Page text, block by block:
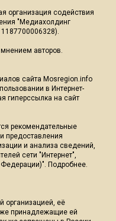
организация содействия
"Медиахолдинг
авторов.
сайта Mosregion.info
в Интернет-
гиперссылка на сайт
рекомендательные
предоставления
и анализа сведений,
сети "Интернет",
Подробнее.
организацией, её
принадлежащие ей